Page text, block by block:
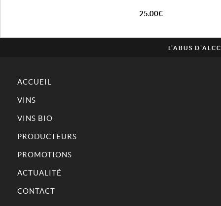
25.00€
L’ABUS
ACCUEIL
VINS
VINS BIO
PRODUCTEURS
PROMOTIONS
ACTUALITÉ
CONTACT